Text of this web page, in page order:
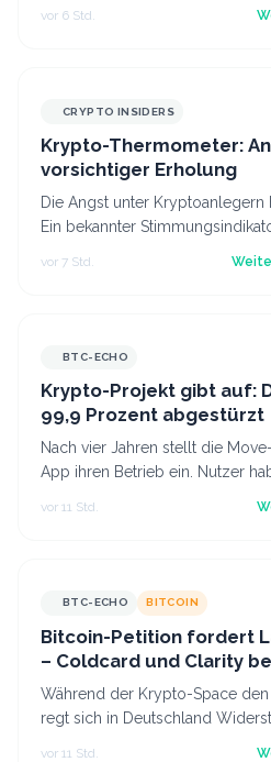
Chalom warnt vor Folgen für
vor 6 Std.
CRYPTO INSIDERS
Krypto-Thermometer:
vorsichtiger Erholung
Die Angst unter Kryptoanlegern
Ein bekannter
vor 7 Std.
BTC-ECHO
Krypto-Projekt gibt auf:
99,9 Prozent abgestürzt
Nach vier Jahren stellt die
App ihren Betrieb ein. Nutzer
vor 11 Std.
BTC-ECHO BITCOIN
Bitcoin-Petition fordert
– Coldcard und Clarity
Während der Krypto-Space
regt sich in Deutschland
vor 11 Std.